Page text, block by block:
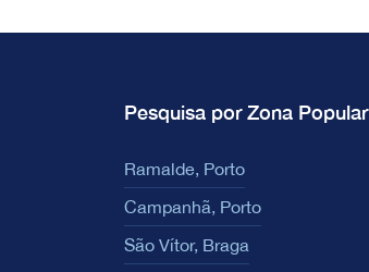
Pesquisa por Zona Popular
Ramalde, Porto
Campanhã, Porto
São Vítor, Braga